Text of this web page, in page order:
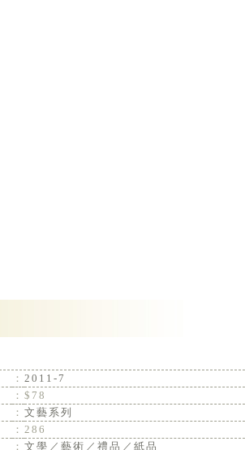
： 2011-7
： $78
： 文藝系列
： 286
： 文學／藝術／禮品／紙品